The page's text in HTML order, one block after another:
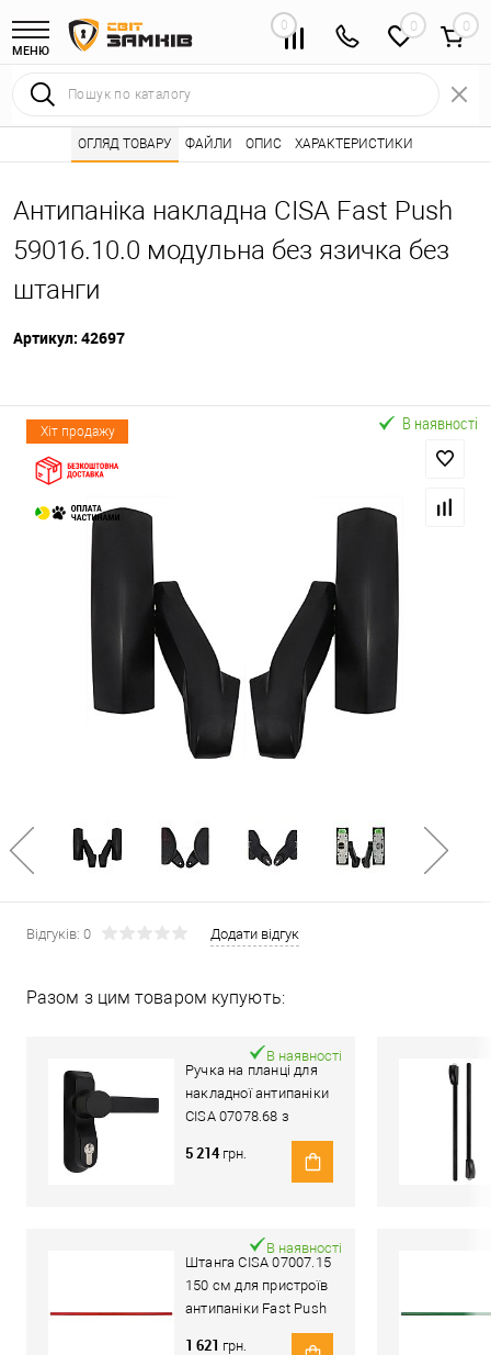
МЕНЮ
0 0
Інтернет магазин замків • Каталог товарів ⭐ • Системи
Антипаніка накладна CISA Fast Push
59016.10.0 модульна без язичка без
штанги
Артикул: 42697
ОГЛЯД ТОВАРУ ФАЙЛИ ОПИС ХАРАКТЕРИСТИКИ
Хіт продажу
Відгуків: 0 Додати відгук
Разом з цим товаром купують:
Ручка на планці для
накладної антипаніки
CISA 07078.68 з
циліндром C2000
чорна
В наявності
5 214 грн.
Штанга CISA 07007.15
150 см для пристроїв
антипаніки Fast Push
В наявності
1 621 грн.
В наявності